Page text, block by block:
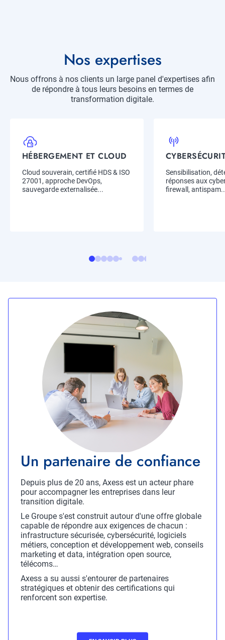
Nos expertises
Description
Nous offrons à nos clients un large panel d'expertises afin
de répondre à tous leurs besoins en termes de
transformation digitale.
Title
HÉBERGEMENT ET CLOUD
Description
Cloud souverain, certifié HDS & ISO
27001, approche DevOps,
sauvegarde externalisée...
Title
Description
Sensibilisation,
réponses aux
firewall,
Titre
Un partenaire de confiance
Description
Depuis plus de 20 ans, Axess est un acteur phare
pour accompagner les entreprises dans leur
transition digitale.
Le Groupe s'est construit autour d'une offre globale
capable de répondre aux exigences de chacun :
infrastructure sécurisée, cybersécurité, logiciels
métiers, conception et développement web, conseils
marketing et data, intégration open source,
télécoms…
Axess a su aussi s'entourer de partenaires
stratégiques et obtenir des certifications qui
renforcent son expertise.